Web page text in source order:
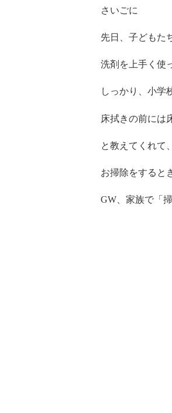
さいごに
先日、子どもた
洗剤を上手く使
しっかり、小学
床拭きの前には
と教えてくれて
お掃除をすると
GW、家族で「